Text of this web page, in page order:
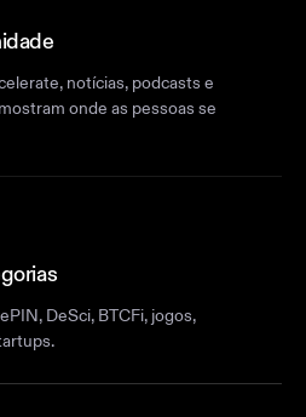
notícias, podcasts e
onde as pessoas se
DeSci, BTCFi, jogos,